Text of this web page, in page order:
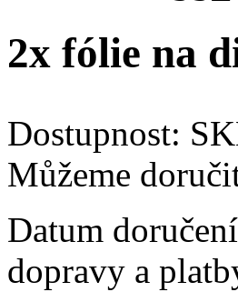
2x fólie na
Dostupnost:
Můžeme
Datum
dopravy a